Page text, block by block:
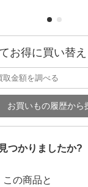
お得に買い替え
お買いもの履歴から
つかりましたか?
この商品と